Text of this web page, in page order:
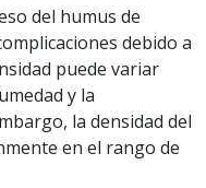
del humus de
debido a
puede variar
y la
la densidad del
en el rango de